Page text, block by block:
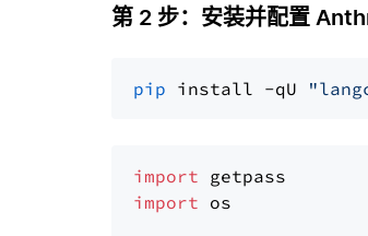
第 2 步：安装并配置
pip install -qU
import
import os